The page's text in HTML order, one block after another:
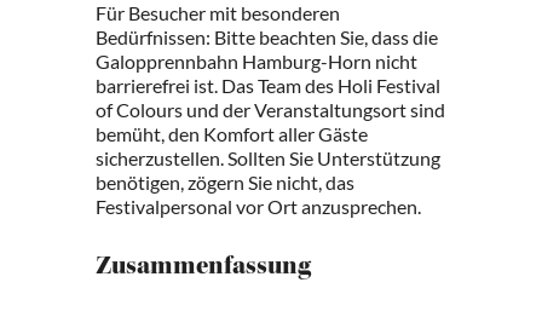
Für Besucher mit besonderen
Bedürfnissen: Bitte beachten Sie, dass die
Galopprennbahn Hamburg-Horn nicht
barrierefrei ist. Das Team des Holi Festival
of Colours und der Veranstaltungsort sind
bemüht, den Komfort aller Gäste
sicherzustellen. Sollten Sie Unterstützung
benötigen, zögern Sie nicht, das
Festivalpersonal vor Ort anzusprechen.
Zusammenfassung